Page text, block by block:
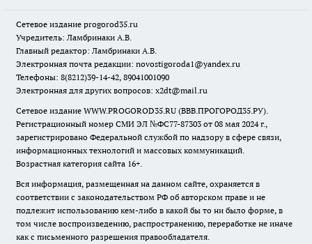
Сетевое издание progorod35.ru
Учредитель: Ламбринаки А.В.
Главный редактор: Ламбринаки А.В.
Электронная почта редакции: novostigoroda1@yandex.ru
Телефоны: 8(8212)39-14-42, 89041001090
Электронная для других вопросов: x2dt@mail.ru
Сетевое издание WWW.PROGOROD35.RU (ВВВ.ПРОГОРОД35.РУ).
Регистрационный номер СМИ ЭЛ №ФС77-87303 от 08 мая 2024 г.,
зарегистрировано Федеральной службой по надзору в сфере связи,
информационных технологий и массовых коммуникаций.
Возрастная категория сайта 16+.
Вся информация, размещенная на данном сайте, охраняется в
соответствии с законодательством РФ об авторском праве и не
подлежит использованию кем-либо в какой бы то ни было форме, в
том числе воспроизведению, распространению, переработке не иначе
как с письменного разрешения правообладателя.